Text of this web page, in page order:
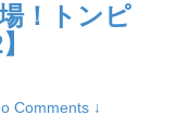
！トンピ
Comments ↓